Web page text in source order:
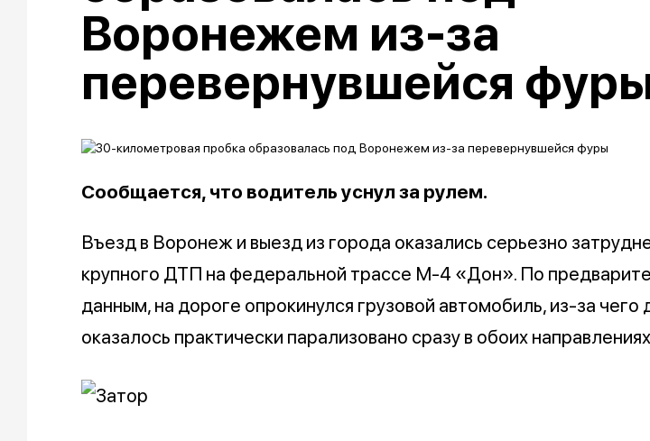
Воронежем из-за
перевернувшейся
Сообщается, что водитель уснул за рулем.
Въезд в Воронеж и выезд из города оказались серьезно
крупного ДТП на федеральной трассе М-4 «Дон». По
данным, на дороге опрокинулся грузовой автомобиль, из-за чего
оказалось практически парализовано сразу в обоих